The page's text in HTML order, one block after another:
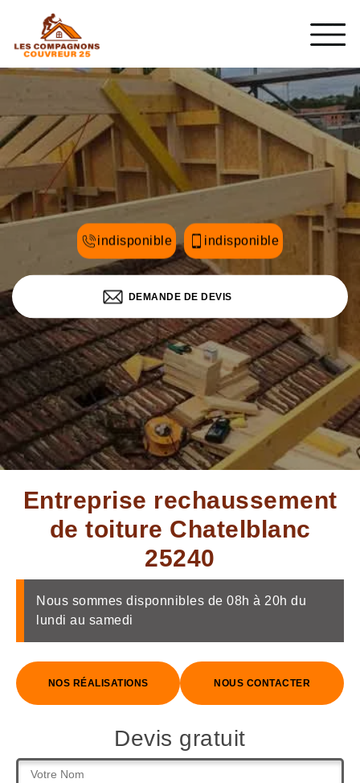
indisponible indisponible
DEMANDE DE DEVIS
Entreprise rechaussement
de toiture Chatelblanc
25240
Nous sommes disponnibles de 08h à 20h du
lundi au samedi
NOS RÉALISATIONS NOUS CONTACTER
Devis gratuit